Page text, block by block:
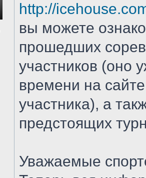
http://
вы можете
прошедших
участников (оно
времени на
участника), а
предстоящих
Уважаемые